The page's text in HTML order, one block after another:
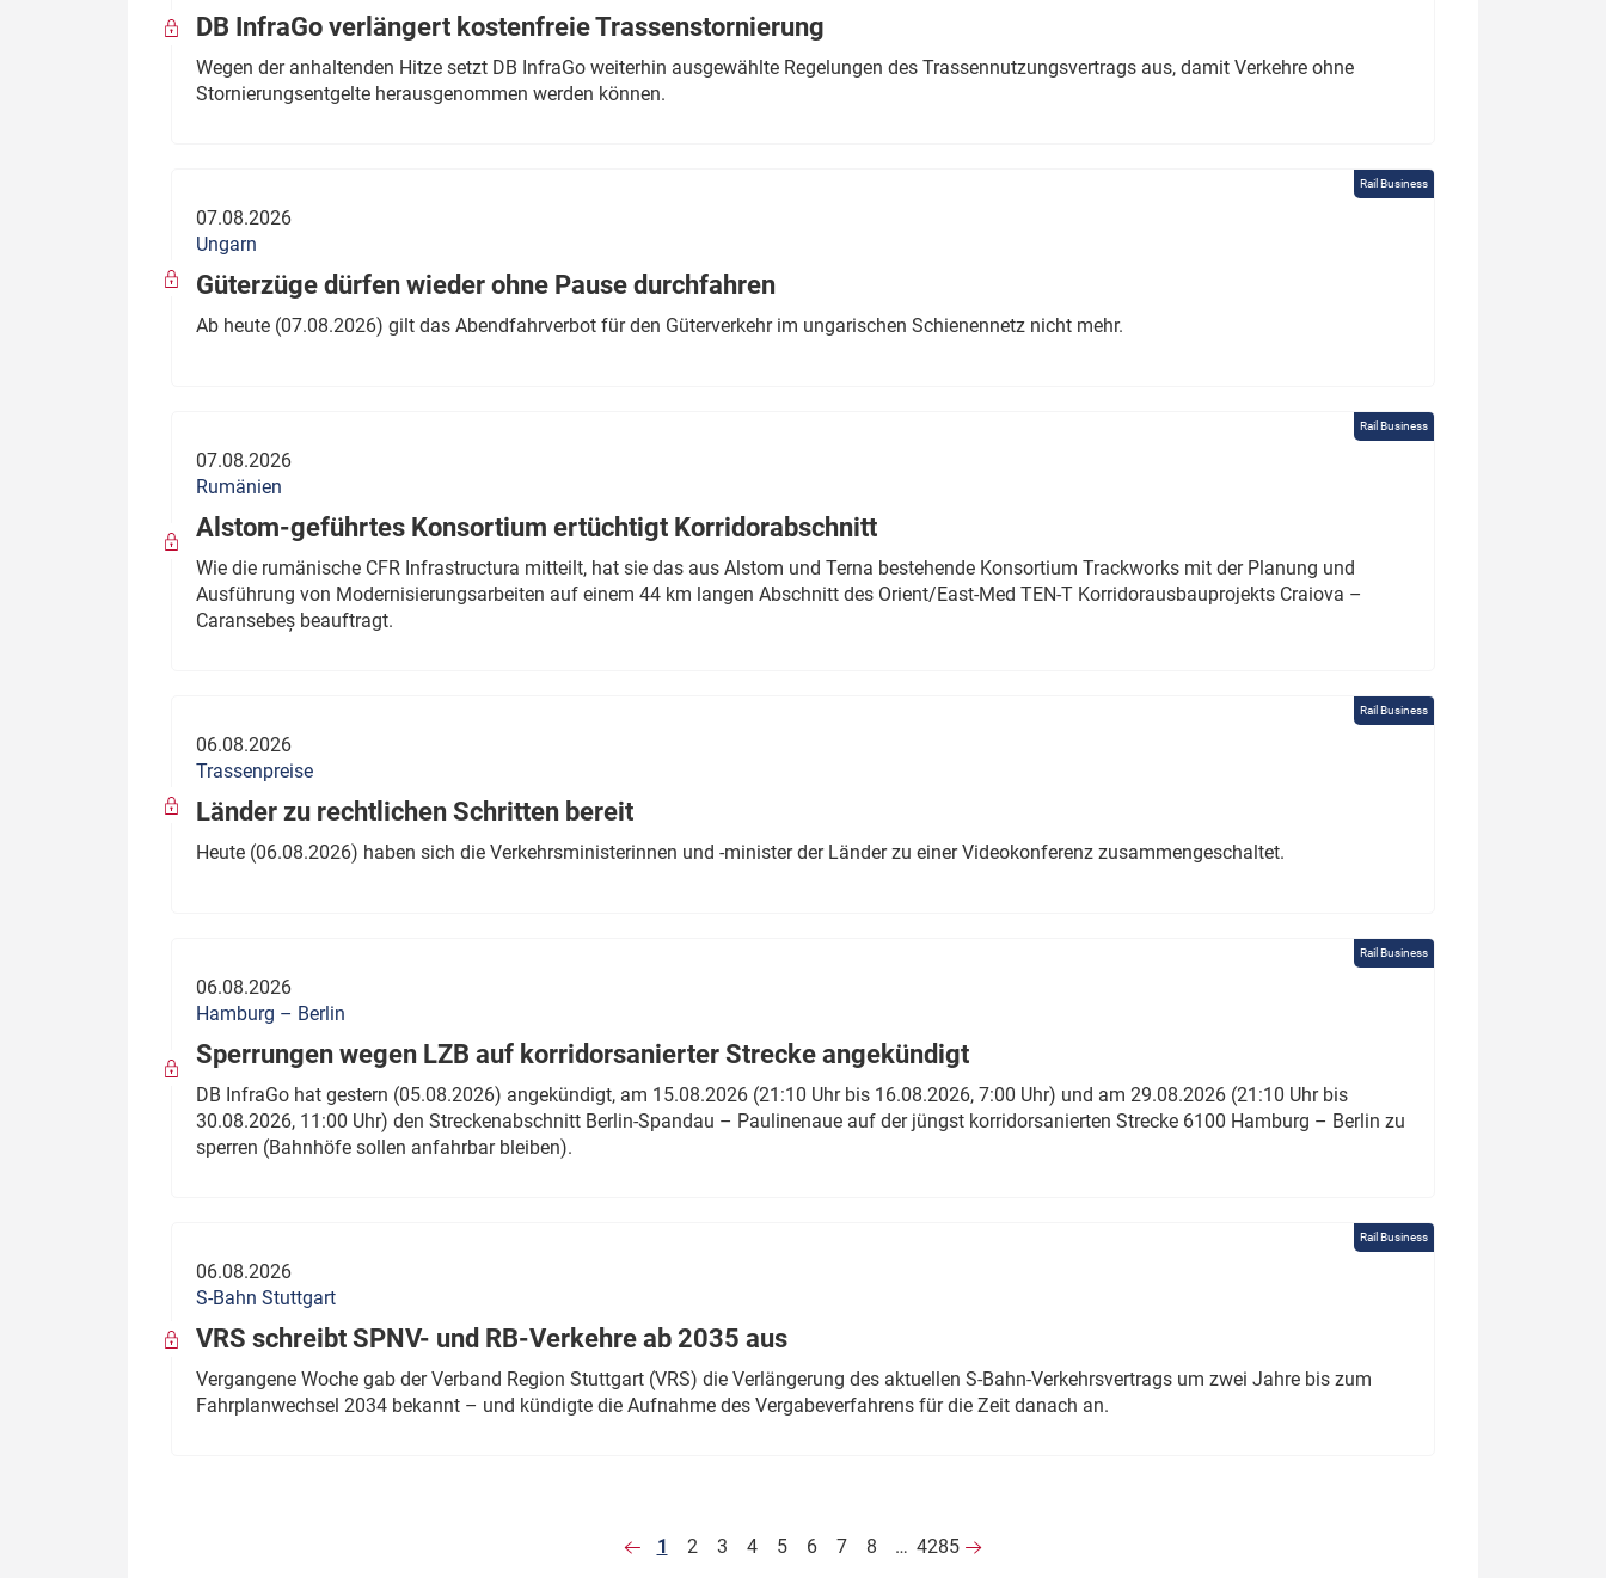
DB InfraGo verlängert kostenfreie Trassenstornierung
Wegen der anhaltenden Hitze setzt DB InfraGo weiterhin ausgewählte Regelungen des Trassennutzungsvertrags aus, damit Verkehre ohne
Stornierungsentgelte herausgenommen werden können.
Rail Business
07.08.2026
Ungarn
Güterzüge dürfen wieder ohne Pause durchfahren
Ab heute (07.08.2026) gilt das Abendfahrverbot für den Güterverkehr im ungarischen Schienennetz nicht mehr.
Rail Business
07.08.2026
Rumänien
Alstom-geführtes Konsortium ertüchtigt Korridorabschnitt
Wie die rumänische CFR Infrastructura mitteilt, hat sie das aus Alstom und Terna bestehende Konsortium Trackworks mit der Planung und
Ausführung von Modernisierungsarbeiten auf einem 44 km langen Abschnitt des Orient/East-Med TEN-T Korridorausbauprojekts Craiova –
Caransebeș beauftragt.
Rail Business
06.08.2026
Trassenpreise
Länder zu rechtlichen Schritten bereit
Heute (06.08.2026) haben sich die Verkehrsministerinnen und -minister der Länder zu einer Videokonferenz zusammengeschaltet.
Rail Business
06.08.2026
Hamburg – Berlin
Sperrungen wegen LZB auf korridorsanierter Strecke angekündigt
DB InfraGo hat gestern (05.08.2026) angekündigt, am 15.08.2026 (21:10 Uhr bis 16.08.2026, 7:00 Uhr) und am 29.08.2026 (21:10 Uhr bis
30.08.2026, 11:00 Uhr) den Streckenabschnitt Berlin-Spandau – Paulinenaue auf der jüngst korridorsanierten Strecke 6100 Hamburg – Berlin zu
sperren (Bahnhöfe sollen anfahrbar bleiben).
Rail Business
06.08.2026
S-Bahn Stuttgart
VRS schreibt SPNV- und RB-Verkehre ab 2035 aus
Vergangene Woche gab der Verband Region Stuttgart (VRS) die Verlängerung des aktuellen S-Bahn-Verkehrsvertrags um zwei Jahre bis zum
Fahrplanwechsel 2034 bekannt – und kündigte die Aufnahme des Vergabeverfahrens für die Zeit danach an.
1 2 3 4 5 6 7 8 … 4285